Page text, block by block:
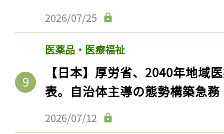
2026/07/25
医薬品・医療福祉
【日本】厚労省、2040年地域
表。自治体主導の態勢構築急務
2026/07/12